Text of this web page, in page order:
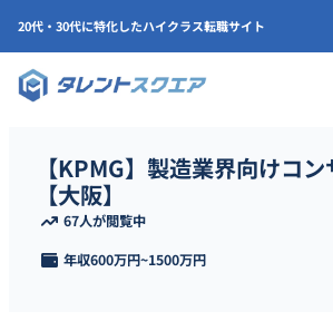
20代・30代に特化したハイクラス転職サイト
【KPMG】製造業界向けコ
【大阪】
67人が閲覧中
年収600万円~1500万円